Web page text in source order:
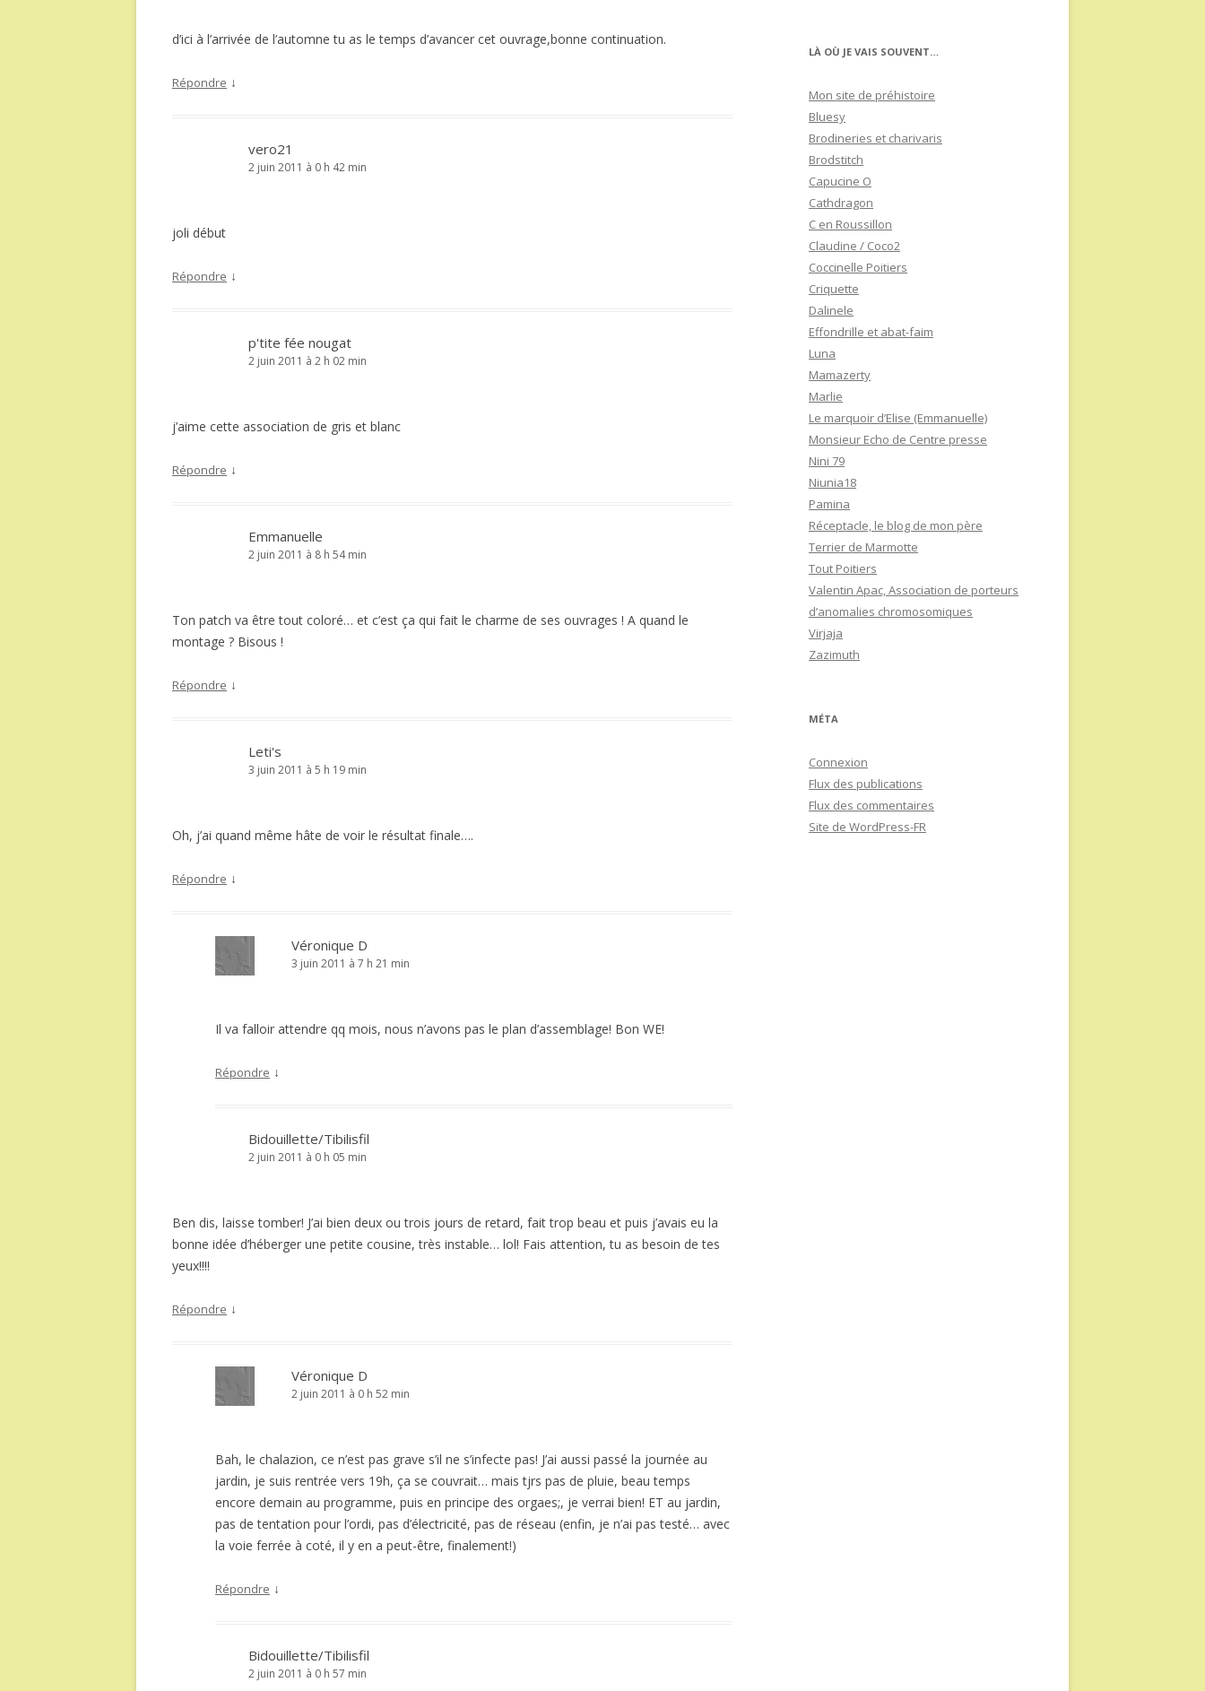
d’ici à l’arrivée de l’automne tu as le temps d’avancer cet ouvrage,bonne continuation.
Répondre ↓
vero21
2 juin 2011 à 0 h 42 min
joli début
Répondre ↓
p'tite fée nougat
2 juin 2011 à 2 h 02 min
j’aime cette association de gris et blanc
Répondre ↓
Emmanuelle
2 juin 2011 à 8 h 54 min
Ton patch va être tout coloré… et c’est ça qui fait le charme de ses ouvrages ! A quand le
montage ? Bisous !
Répondre ↓
Leti's
3 juin 2011 à 5 h 19 min
Oh, j’ai quand même hâte de voir le résultat finale….
Répondre ↓
Véronique D
3 juin 2011 à 7 h 21 min
Il va falloir attendre qq mois, nous n’avons pas le plan d’assemblage! Bon WE!
Répondre ↓
Bidouillette/Tibilisfil
2 juin 2011 à 0 h 05 min
Ben dis, laisse tomber! J’ai bien deux ou trois jours de retard, fait trop beau et puis j’avais eu la
bonne idée d’héberger une petite cousine, très instable… lol! Fais attention, tu as besoin de tes
yeux!!!!
Répondre ↓
Véronique D
2 juin 2011 à 0 h 52 min
Bah, le chalazion, ce n’est pas grave s’il ne s’infecte pas! J’ai aussi passé la journée au
jardin, je suis rentrée vers 19h, ça se couvrait… mais tjrs pas de pluie, beau temps
encore demain au programme, puis en principe des orgaes;, je verrai bien! ET au jardin,
pas de tentation pour l’ordi, pas d’électricité, pas de réseau (enfin, je n’ai pas testé… avec
la voie ferrée à coté, il y en a peut-être, finalement!)
Répondre ↓
Bidouillette/Tibilisfil
2 juin 2011 à 0 h 57 min
LÀ OÙ JE VAIS SOUVENT…
Mon site de préhistoire
Bluesy
Brodineries et charivaris
Brodstitch
Capucine O
Cathdragon
C en Roussillon
Claudine / Coco2
Coccinelle Poitiers
Criquette
Dalinele
Effondrille et abat-faim
Luna
Mamazerty
Marlie
Le marquoir d’Elise (Emmanuelle)
Monsieur Echo de Centre presse
Nini 79
Niunia18
Pamina
Réceptacle, le blog de mon père
Terrier de Marmotte
Tout Poitiers
Valentin Apac, Association de porteurs
d’anomalies chromosomiques
Virjaja
Zazimuth
MÉTA
Connexion
Flux des publications
Flux des commentaires
Site de WordPress-FR